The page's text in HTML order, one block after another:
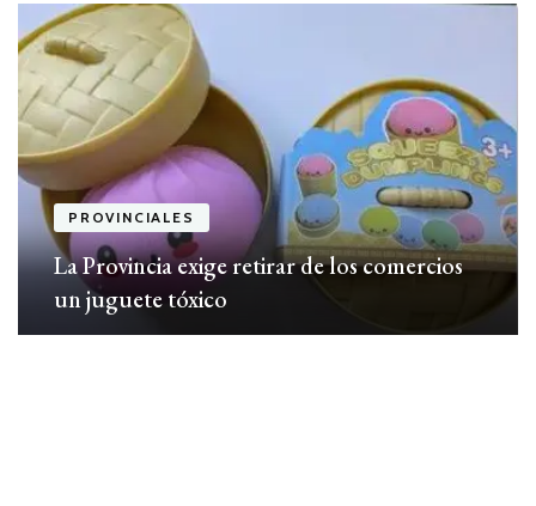
PROVINCIALES
La Provincia exige retirar de los comercios
un juguete tóxico